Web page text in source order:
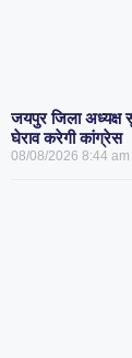
जयपुर जिला अध्यक्ष
घेराव करेगी कांग्रेस
08/08/2026 8:44 am